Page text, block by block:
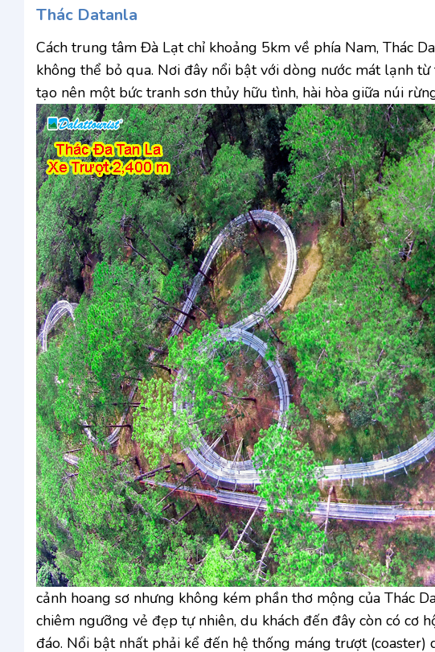
Thác Datanla
Cách trung tâm Đà Lạt chỉ khoảng 5km về phía Nam, Thác
không thể bỏ qua. Nơi đây nổi bật với dòng nước mát lạnh
tạo nên một bức tranh sơn thủy hữu tình, hài hòa giữa núi
cảnh hoang sơ nhưng không kém phần thơ mộng của Thác
chiêm ngưỡng vẻ đẹp tự nhiên, du khách đến đây còn có cơ
đáo. Nổi bật nhất phải kể đến hệ thống máng trượt